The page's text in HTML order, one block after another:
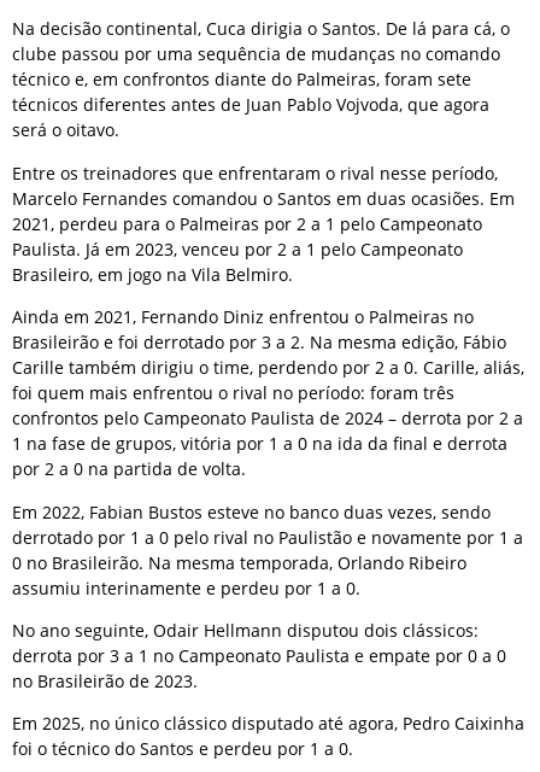
Na decisão continental, Cuca dirigia o Santos. De lá para cá, o
clube passou por uma sequência de mudanças no comando
técnico e, em confrontos diante do Palmeiras, foram sete
técnicos diferentes antes de Juan Pablo Vojvoda, que agora
será o oitavo.
Entre os treinadores que enfrentaram o rival nesse período,
Marcelo Fernandes comandou o Santos em duas ocasiões. Em
2021, perdeu para o Palmeiras por 2 a 1 pelo Campeonato
Paulista. Já em 2023, venceu por 2 a 1 pelo Campeonato
Brasileiro, em jogo na Vila Belmiro.
Ainda em 2021, Fernando Diniz enfrentou o Palmeiras no
Brasileirão e foi derrotado por 3 a 2. Na mesma edição, Fábio
Carille também dirigiu o time, perdendo por 2 a 0. Carille, aliás,
foi quem mais enfrentou o rival no período: foram três
confrontos pelo Campeonato Paulista de 2024 – derrota por 2 a
1 na fase de grupos, vitória por 1 a 0 na ida da final e derrota
por 2 a 0 na partida de volta.
Em 2022, Fabian Bustos esteve no banco duas vezes, sendo
derrotado por 1 a 0 pelo rival no Paulistão e novamente por 1 a
0 no Brasileirão. Na mesma temporada, Orlando Ribeiro
assumiu interinamente e perdeu por 1 a 0.
No ano seguinte, Odair Hellmann disputou dois clássicos:
derrota por 3 a 1 no Campeonato Paulista e empate por 0 a 0
no Brasileirão de 2023.
Em 2025, no único clássico disputado até agora, Pedro Caixinha
foi o técnico do Santos e perdeu por 1 a 0.